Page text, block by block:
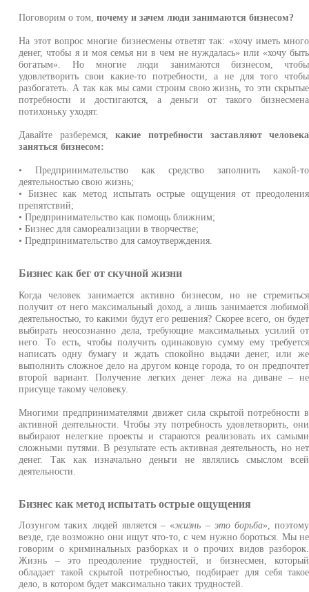
Поговорим о том,почему и зачем люди занимаются бизнесом?
На этот вопрос многие бизнесмены ответят так: «хочу иметь много
денег, чтобы я и моя семья ни в чем не нуждалась» или «хочу быть
богатым». Но многие люди занимаются бизнесом, чтобы
удовлетворить свои какие-то потребности, а не для того чтобы
разбогатеть. А так как мы сами строим свою жизнь, то эти скрытые
потребности и достигаются, а деньги от такого бизнесмена
потихоньку уходят.
Давайте разберемся,какие потребности заставляют человека
заняться бизнесом:
• Предпринимательство как средство заполнить какой-то
деятельностью свою жизнь;
• Бизнес как метод испытать острые ощущения от преодоления
препятствий;
• Предпринимательство как помощь ближним;
• Бизнес для самореализации в творчестве;
• Предпринимательство для самоутверждения.
Бизнес как бег от скучной жизни
Когда человек занимается активно бизнесом, но не стремиться
получит от него максимальный доход, а лишь занимается любимой
деятельностью, то какими будут его решения? Скорее всего, он будет
выбирать неосознанно дела, требующие максимальных усилий от
него. То есть, чтобы получить одинаковую сумму ему требуется
написать одну бумагу и ждать спокойно выдачи денег, или же
выполнить сложное дело на другом конце города, то он предпочтет
второй вариант. Получение легких денег лежа на диване – не
присуще такому человеку.
Многими предпринимателями движет сила скрытой потребности в
активной деятельности. Чтобы эту потребность удовлетворить, они
выбирают нелегкие проекты и стараются реализовать их самыми
сложными путями. В результате есть активная деятельность, но нет
денег. Так как изначально деньги не являлись смыслом всей
деятельности.
Бизнес как метод испытать острые ощущения
Лозунгом таких людей является – «жизнь – это борьба», поэтому
везде, где возможно они ищут что-то, с чем нужно бороться. Мы не
говорим о криминальных разборках и о прочих видов разборок.
Жизнь – это преодоление трудностей, и бизнесмен, который
обладает такой скрытой потребностью, подбирает для себя такое
дело, в котором будет максимально таких трудностей.